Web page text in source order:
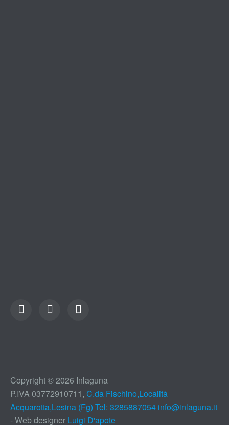
Copyright © 2026 Inlaguna
P.IVA 03772910711, C.da Fischino,Località
Acquarotta,Lesina (Fg) Tel: 3285887054 info@inlaguna.it
- Web designer Luigi D'apote